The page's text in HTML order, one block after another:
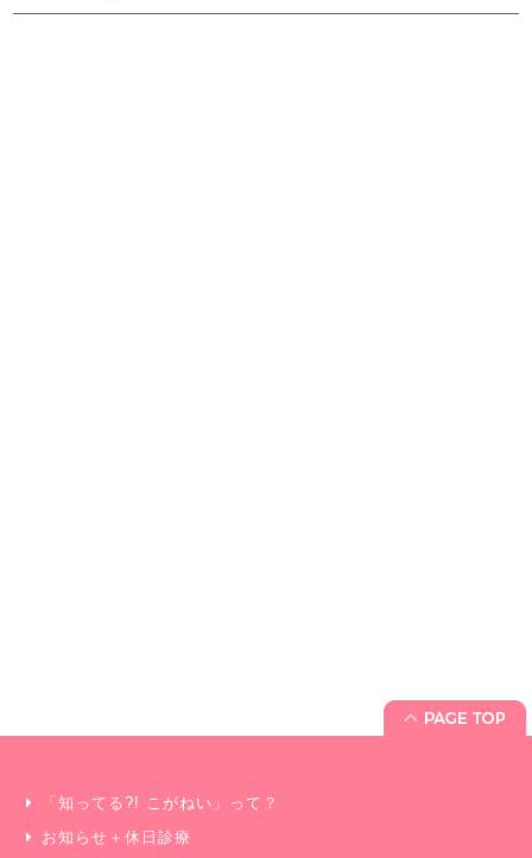
「知ってる?! こがねい」って？
お知らせ＋休日診療